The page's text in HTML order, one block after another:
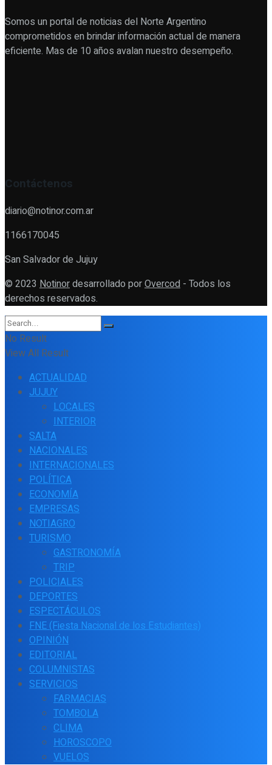
Somos un portal de noticias del Norte Argentino
comprometidos en brindar información actual de manera
eficiente. Mas de 10 años avalan nuestro desempeño.
Contáctenos
diario@notinor.com.ar
1166170045
San Salvador de Jujuy
© 2023 Notinordesarrollado porOvercod - Todos los
derechos reservados.
No Result
View All Result
ACTUALIDAD
JUJUY
LOCALES
INTERIOR
SALTA
NACIONALES
INTERNACIONALES
POLÍTICA
ECONOMÍA
EMPRESAS
NOTIAGRO
TURISMO
GASTRONOMÍA
TRIP
POLICIALES
DEPORTES
ESPECTÁCULOS
FNE (Fiesta Nacional de los Estudiantes)
OPINIÓN
EDITORIAL
COLUMNISTAS
SERVICIOS
FARMACIAS
TOMBOLA
CLIMA
HOROSCOPO
VUELOS